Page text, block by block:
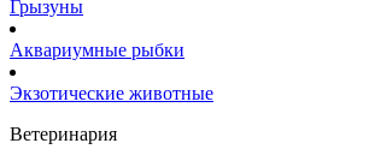
Грызуны
Аквариумные рыбки
Экзотические животные
Ветеринария